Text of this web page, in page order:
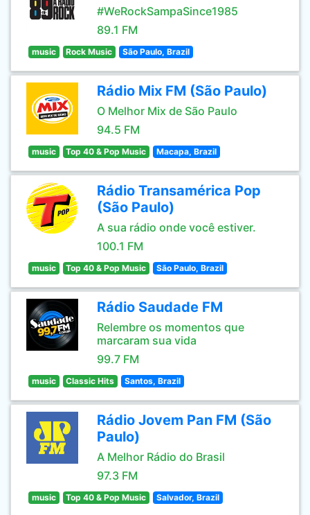
#WeRockSampaSince1985
89.1 FM
music Rock Music São Paulo, Brazil
Rádio Mix FM (São Paulo)
O Melhor Mix de São Paulo
94.5 FM
music Top 40 & Pop Music Macapa, Brazil
Rádio Transamérica Pop
(São Paulo)
A sua rádio onde você estiver.
100.1 FM
music Top 40 & Pop Music São Paulo, Brazil
Rádio Saudade FM
Relembre os momentos que
marcaram sua vida
99.7 FM
music Classic Hits Santos, Brazil
Rádio Jovem Pan FM (São
Paulo)
A Melhor Rádio do Brasil
97.3 FM
music Top 40 & Pop Music Salvador, Brazil